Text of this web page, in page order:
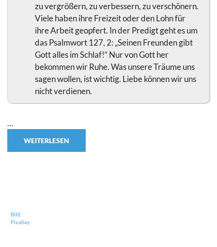
zu vergrößern, zu verbessern, zu verschönern.
Viele haben ihre Freizeit oder den Lohn für
ihre Arbeit geopfert. In der Predigt geht es um
das Psalmwort 127, 2: „Seinen Freunden gibt
Gott alles im Schlaf!“ Nur von Gott her
bekommen wir Ruhe. Was unsere Träume uns
sagen wollen, ist wichtig. Liebe können wir uns
nicht verdienen.
…
WEITERLESEN
Bild:
Pixabay